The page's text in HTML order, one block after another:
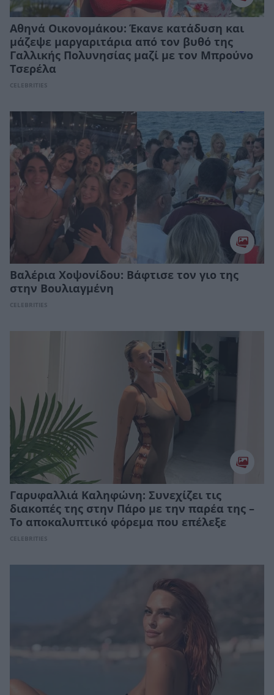
Αθηνά Οικονομάκου: Έκανε κατάδυση και
μάζεψε μαργαριτάρια από τον βυθό της
Γαλλικής Πολυνησίας μαζί με τον Μπρούνο
Τσερέλα
CELEBRITIES
Βαλέρια Χοψονίδου: Bάφτισε τον γιο της
στην Βουλιαγμένη
CELEBRITIES
Γαρυφαλλιά Καληφώνη: Συνεχίζει τις
διακοπές της στην Πάρο με την παρέα της –
Το αποκαλυπτικό φόρεμα που επέλεξε
CELEBRITIES